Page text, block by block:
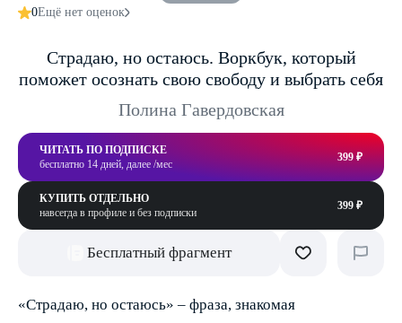
0Ещё нет оценок
Страдаю, но остаюсь. Воркбук, который
поможет осознать свою свободу и выбрать себя
Полина Гавердовская
ЧИТАТЬ ПО ПОДПИСКЕ
бесплатно 14 дней, далее /мес
399 ₽
КУПИТЬ ОТДЕЛЬНО
навсегда в профиле и без подписки
399 ₽
Бесплатный фрагмент
«Страдаю, но остаюсь» – фраза, знакомая